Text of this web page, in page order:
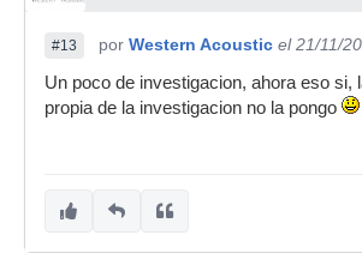
#13 por Western Acoustic el 21/11/
Un poco de investigacion, ahora eso si,
propia de la investigacion no la pongo